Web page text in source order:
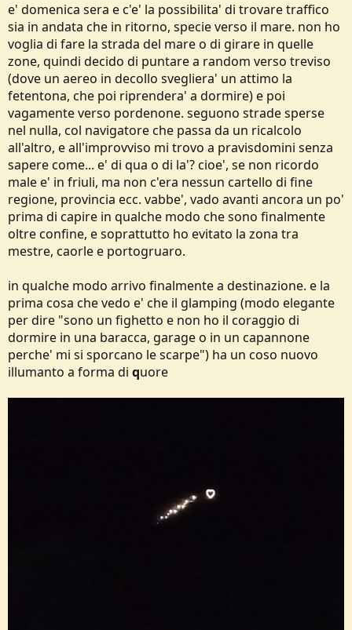
e' domenica sera e c'e' la possibilita' di trovare traffico
sia in andata che in ritorno, specie verso il mare. non ho
voglia di fare la strada del mare o di girare in quelle
zone, quindi decido di puntare a random verso treviso
(dove un aereo in decollo svegliera' un attimo la
fetentona, che poi riprendera' a dormire) e poi
vagamente verso pordenone. seguono strade sperse
nel nulla, col navigatore che passa da un ricalcolo
all'altro, e all'improvviso mi trovo a pravisdomini senza
sapere come... e' di qua o di la'? cioe', se non ricordo
male e' in friuli, ma non c'era nessun cartello di fine
regione, provincia ecc. vabbe', vado avanti ancora un po'
prima di capire in qualche modo che sono finalmente
oltre confine, e soprattutto ho evitato la zona tra
mestre, caorle e portogruaro.
in qualche modo arrivo finalmente a destinazione. e la
prima cosa che vedo e' che il glamping (modo elegante
per dire "sono un fighetto e non ho il coraggio di
dormire in una baracca, garage o in un capannone
perche' mi si sporcano le scarpe") ha un coso nuovo
illumanto a forma di quore